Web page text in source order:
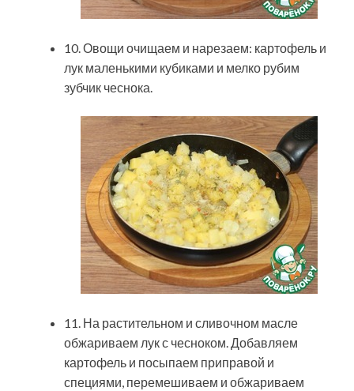
10. Овощи очищаем и нарезаем: картофель и
лук маленькими кубиками и мелко рубим
зубчик чеснока.
11. На растительном и сливочном масле
обжариваем лук с чесноком. Добавляем
картофель и посыпаем приправой и
специями, перемешиваем и обжариваем